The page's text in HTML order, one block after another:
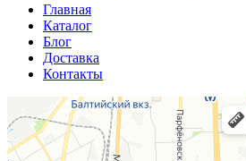
Главная
Каталог
Блог
Доставка
Контакты